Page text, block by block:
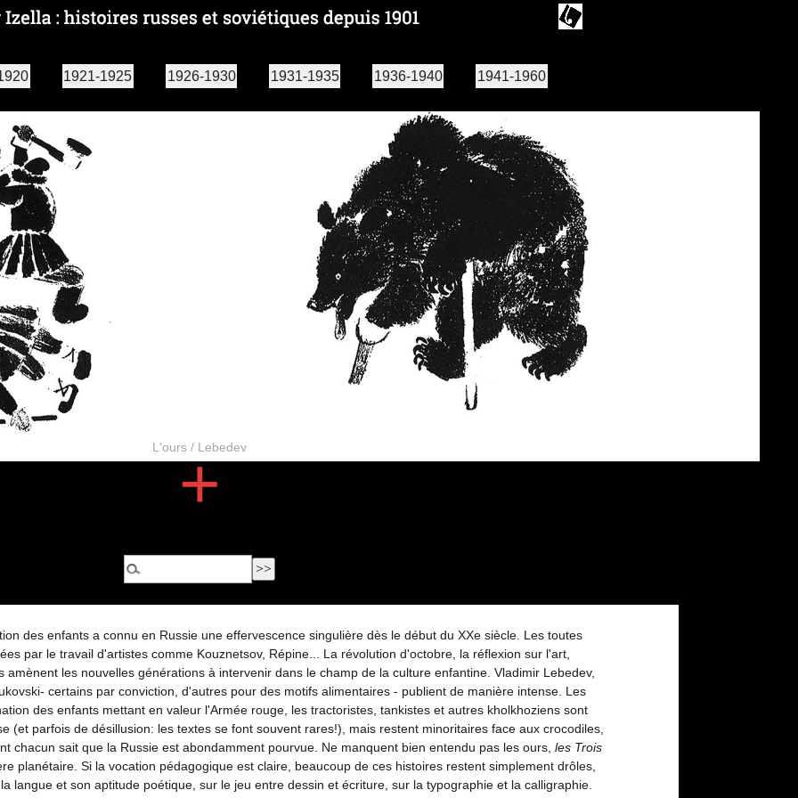
1921-1925 1926-1930 1931-1935 1936-1940 1941-1960
L'ours / Lebedev
+
des enfants a connu en Russie une effervescence singulière dès le début du XXe siècle. Les toutes
par le travail d'artistes comme Kouznetsov, Répine... La révolution d'octobre, la réflexion sur l'art,
les nouvelles générations à intervenir dans le champ de la culture enfantine. Vladimir Lebedev,
certains par conviction, d'autres pour des motifs alimentaires - publient de manière intense. Les
des enfants mettant en valeur l'Armée rouge, les tractoristes, tankistes et autres kholkhoziens sont
(et parfois de désillusion: les textes se font souvent rares!), mais restent minoritaires face aux crocodiles,
chacun sait que la Russie est abondamment pourvue. Ne manquent bien entendu pas les ours, les Trois
planétaire. Si la vocation pédagogique est claire, beaucoup de ces histoires restent simplement drôles,
langue et son aptitude poétique, sur le jeu entre dessin et écriture, sur la typographie et la calligraphie.